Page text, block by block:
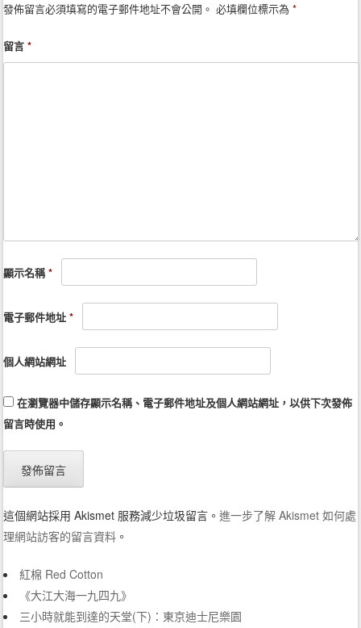
發佈留言必須填寫的電子郵件地址不會公開。 必填欄位標示為*
留言*
顯示名稱*
電子郵件地址*
個人網站網址
在瀏覽器中儲存顯示名稱、電子郵件地址及個人網站網址，以供下次發佈
留言時使用。
這個網站採用 Akismet 服務減少垃圾留言。進一步了解 Akismet 如何處
理網站訪客的留言資料 。
紅棉 Red Cotton
《大江大海一九四九》
三小時就能到達的天堂(下)：東京迪士尼樂園